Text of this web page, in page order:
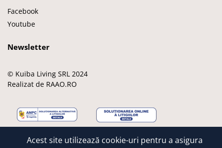
Facebook
Youtube
Newsletter
© Kuiba Living SRL 2024
Realizat de RAAO.RO
M
M
V
A
G
Acest site utilizează cookie-uri pentru a asigura